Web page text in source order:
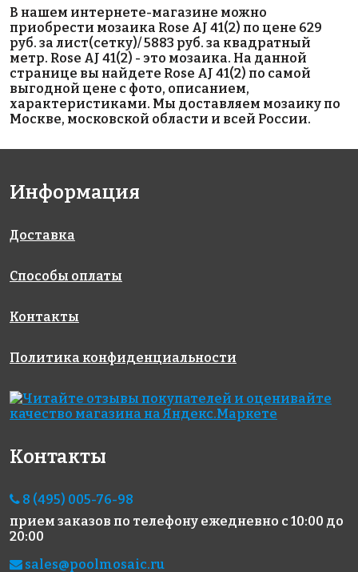
JNJ C-JC 59
327x327
Rose AJ 121(1)
327x327
Rose AJ 17(1)
327x327
Rose WJ 34
327x327
Golden Effect
GD 16182
4503 руб./м²
327x327
4503 руб./м²
8603 руб./м²
Golden Effect
JNJ C-JC 55
В нашем интернете-магазине можно
приобрести мозаика Rose AJ 41(2) по цене 629
руб. за лист(сетку)/ 5883 руб. за квадратный
метр. Rose AJ 41(2) - это мозаика. На данной
странице вы найдете Rose AJ 41(2) по самой
выгодной цене с фото, описанием,
характеристиками. Мы доставляем мозаику по
Москве, московской области и всей России.
Информация
Доставка
Способы оплаты
Контакты
Политика конфиденциальности
Контакты
8 (495) 005-76-98
прием заказов по телефону ежедневно с 10:00 до
20:00
sales@poolmosaic.ru